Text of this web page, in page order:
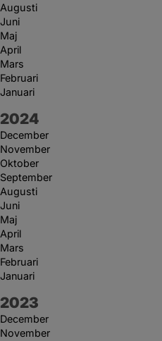
Augusti
Juni
Maj
April
Mars
Februari
Januari
År:
2024
December
November
Oktober
September
Augusti
Juni
Maj
April
Mars
Februari
Januari
År:
2023
December
November